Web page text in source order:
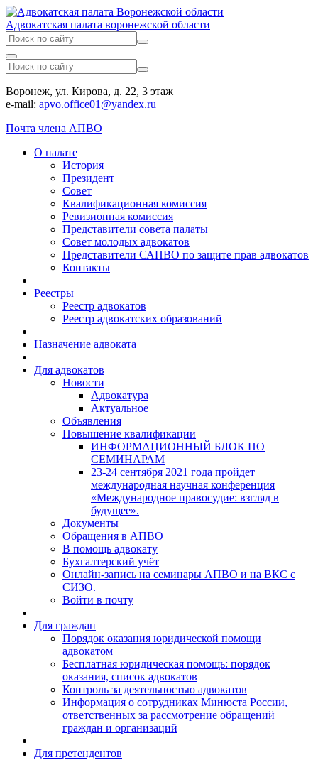
Адвокатская палата воронежской области
Воронеж, ул. Кирова, д. 22, 3 этаж
e-mail: apvo.office01@yandex.ru
Почта члена АПВО
О палате
История
Президент
Совет
Квалификационная комиссия
Ревизионная комиссия
Представители совета палаты
Совет молодых адвокатов
Представители САПВО по защите прав адвокатов
Контакты
Реестры
Реестр адвокатов
Реестр адвокатских образований
Назначение адвоката
Для адвокатов
Новости
Адвокатура
Актуальное
Объявления
Повышение квалификации
ИНФОРМАЦИОННЫЙ БЛОК ПО
СЕМИНАРАМ
23-24 сентября 2021 года пройдет
международная научная конференция
«Международное правосудие: взгляд в
будущее».
Документы
Обращения в АПВО
В помощь адвокату
Бухгалтерский учёт
Онлайн-запись на семинары АПВО и на ВКС с
СИЗО.
Войти в почту
Для граждан
Порядок оказания юридической помощи
адвокатом
Бесплатная юридическая помощь: порядок
оказания, список адвокатов
Контроль за деятельностью адвокатов
Информация о сотрудниках Минюста России,
ответственных за рассмотрение обращений
граждан и организаций
Для претендентов